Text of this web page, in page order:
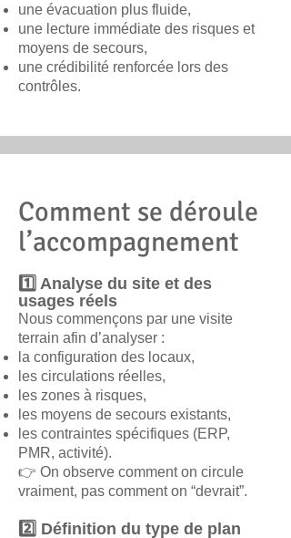
une évacuation plus fluide,
une lecture immédiate des risques et
moyens de secours,
une crédibilité renforcée lors des
contrôles.
Comment se déroule
l’accompagnement
1️⃣ Analyse du site et des
usages réels
Nous commençons par une visite
terrain afin d’analyser :
la configuration des locaux,
les circulations réelles,
les zones à risques,
les moyens de secours existants,
les contraintes spécifiques (ERP,
PMR, activité).
👉 On observe comment on circule
vraiment, pas comment on “devrait”.
2️⃣ Définition du type de plan